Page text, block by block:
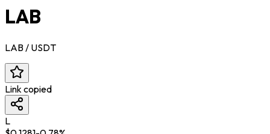
LAB
LAB / USDT
Link copied
L